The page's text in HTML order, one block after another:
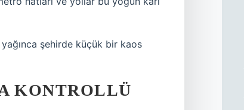
şehirde küçük bir kaos
KONTROLLÜ